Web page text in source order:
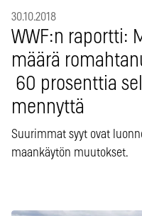
30.10.2018
WWF:n raportti:
määrä
60 prosenttia
mennyttä
Suurimmat syyt ovat
maankäytön muutokset.